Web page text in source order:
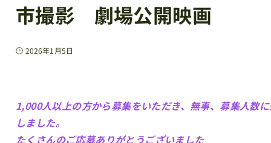
市撮影 劇場公開映画
2026年1月5日
1,000人以上の方から募集をいただき、無事、募集人数
しました。
たくさんのご応募ありがとうございました